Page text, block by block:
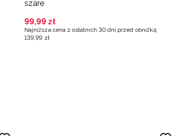
szare
99,99 zł
Najniższa cena z ostatnich 30 dni przed obniżką
139 ,99 zł